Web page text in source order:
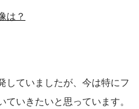
は？
していましたが、今は特にフ
いきたいと思っています。